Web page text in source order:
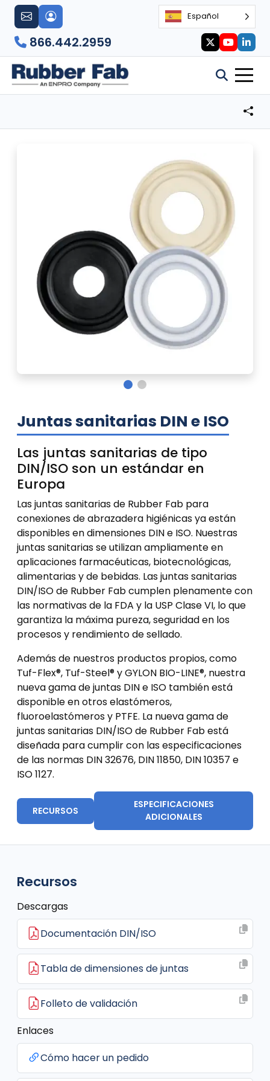
Español
866.442.2959
Juntas sanitarias DIN e ISO
Las juntas sanitarias de tipo
DIN/ISO son un estándar en
Europa
Las juntas sanitarias de Rubber Fab para
conexiones de abrazadera higiénicas ya están
disponibles en dimensiones DIN e ISO. Nuestras
juntas sanitarias se utilizan ampliamente en
aplicaciones farmacéuticas, biotecnológicas,
alimentarias y de bebidas. Las juntas sanitarias
DIN/ISO de Rubber Fab cumplen plenamente con
las normativas de la FDA y la USP Clase VI, lo que
garantiza la máxima pureza, seguridad en los
procesos y rendimiento de sellado.
Además de nuestros productos propios, como
Tuf-Flex®, Tuf-Steel® y GYLON BIO-LINE®, nuestra
nueva gama de juntas DIN e ISO también está
disponible en otros elastómeros,
fluoroelastómeros y PTFE. La nueva gama de
juntas sanitarias DIN/ISO de Rubber Fab está
diseñada para cumplir con las especificaciones
de las normas DIN 32676, DIN 11850, DIN 10357 e
ISO 1127.
RECURSOS
ESPECIFICACIONES
ADICIONALES
Recursos
Descargas
Documentación DIN/ISO
Tabla de dimensiones de juntas
Folleto de validación
Enlaces
Cómo hacer un pedido